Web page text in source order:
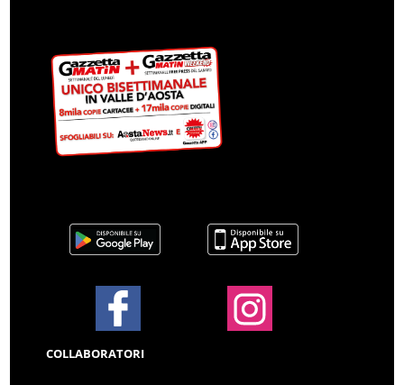
COLLABORATORI